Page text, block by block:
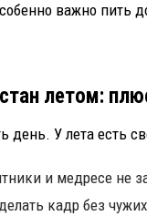
важно пить
летом:
день. У лета есть
и медресе не
кадр без